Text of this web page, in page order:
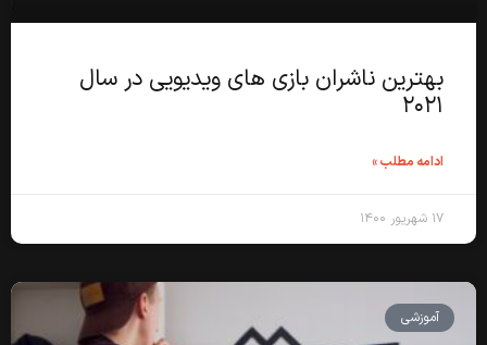
بهترین ناشران بازی های ویدیویی در سال
۲۰۲۱
ادامه مطلب »
۱۷ شهریور ۱۴۰۰
آموزشی